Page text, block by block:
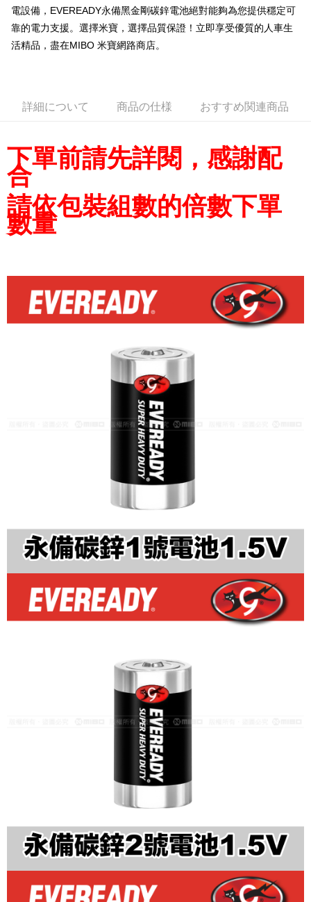
全家取貨付款
配送毎にNT$60、NT$699以上で送料無料
7-11取貨付款
線上付款後7-11取貨
配送毎にNT$60、NT$699以上で送料無料
宅配
配送毎にNT$60、NT$699以上で送料無料
離島宅配
電設備，EVEREADY永備黑金剛碳鋅電池絕對能夠為您提供穩定可
靠的電力支援。選擇米寶，選擇品質保證！立即享受優質的人車生
活精品，盡在MIBO 米寶網路商店。
詳細について 商品の仕様 おすすめ関連商品
下單前請先詳閱，感謝配
合
請依包裝組數的倍數下單
數量